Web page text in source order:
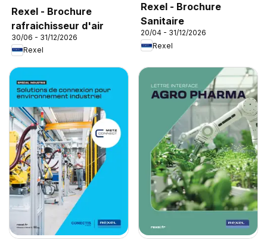
Rexel - Brochure
rafraichisseur d'air
30/06 - 31/12/2026
Rexel
Rexel - Brochure
Sanitaire
20/04 - 31/12/2026
Rexel